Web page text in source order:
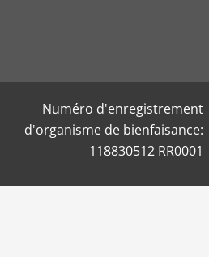
Numéro d'enregistrement
d'organisme de bienfaisance:
118830512 RR0001